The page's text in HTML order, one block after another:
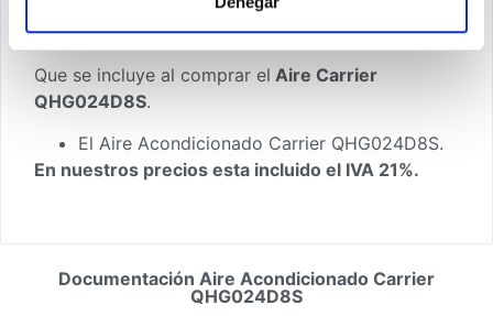
toda la Península y Baleares con los portes
gratuitos.
Que se incluye al comprar el Aire Carrier
QHG024D8S.
El Aire Acondicionado Carrier QHG024D8S.
En nuestros precios esta incluido el IVA 21%.
Documentación Aire Acondicionado Carrier
QHG024D8S